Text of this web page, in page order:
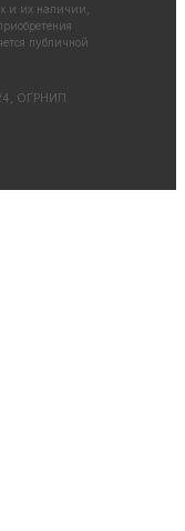
и их наличии,
публичной
ОГРНИП